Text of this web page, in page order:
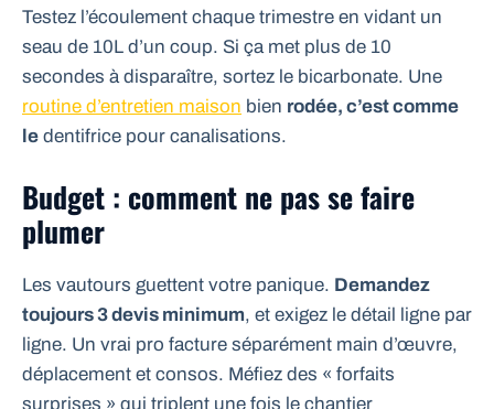
Testez l’écoulement chaque trimestre en vidant un
seau de 10L d’un coup. Si ça met plus de 10
secondes à disparaître, sortez le bicarbonate. Une
routine d’entretien maison bien rodée, c’est comme
le dentifrice pour canalisations.
Budget : comment ne pas se faire
plumer
Les vautours guettent votre panique. Demandez
toujours 3 devis minimum, et exigez le détail ligne par
ligne. Un vrai pro facture séparément main d’œuvre,
déplacement et consos. Méfiez des « forfaits
surprises » qui triplent une fois le chantier